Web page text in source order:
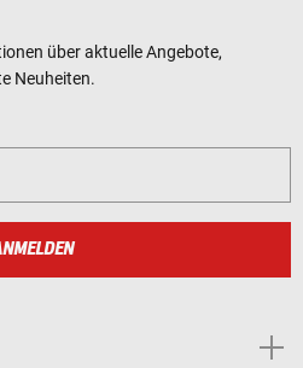
über aktuelle Angebote,
Neuheiten.